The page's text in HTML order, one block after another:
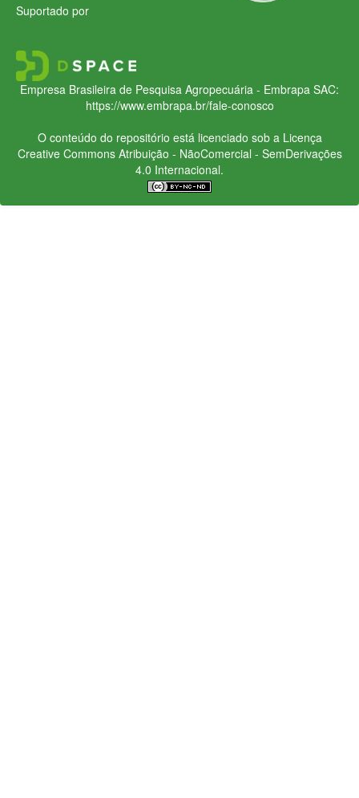
Suportado por
Empresa Brasileira de Pesquisa Agropecuária - Embrapa SAC:
https://www.embrapa.br/fale-conosco
O conteúdo do repositório está licenciado sob a Licença
Creative CommonsAtribuição - NãoComercial - SemDerivações
4.0 Internacional.